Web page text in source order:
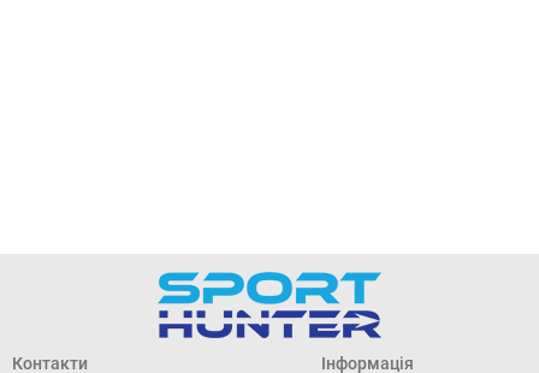
Контакти Інформація